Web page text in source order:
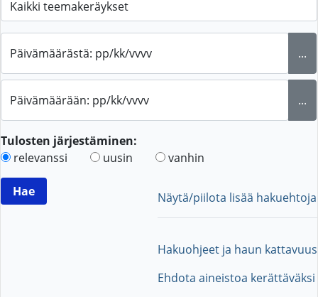
Päivämäärästä: pp/kk/vvvv ...
Päivämäärään: pp/kk/vvvv ...
Tulosten järjestäminen:
relevanssi
uusin vanhin
Näytä/piilota lisää hakuehtoja
Hakuohjeet ja haun kattavuus
Ehdota aineistoa kerättäväksi